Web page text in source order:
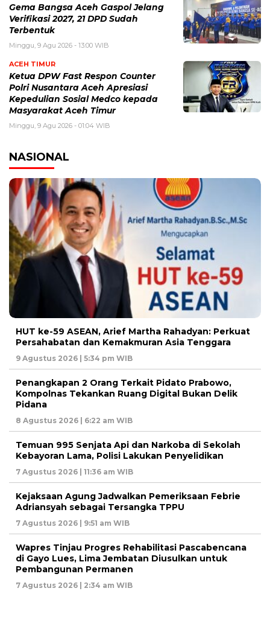
Gema Bangsa Aceh Gaspol Jelang
Verifikasi 2027, 21 DPD Sudah
Terbentuk
Minggu, 9 Agu 2026 - 13:00 WIB
ACEH TIMUR
Ketua DPW Fast Respon Counter
Polri Nusantara Aceh Apresiasi
Kepedulian Sosial Medco kepada
Masyarakat Aceh Timur
Minggu, 9 Agu 2026 - 01:04 WIB
NASIONAL
HUT ke-59 ASEAN, Arief Martha Rahadyan: Perkuat
Persahabatan dan Kemakmuran Asia Tenggara
9 Agustus 2026 | 5:34 pm WIB
Penangkapan 2 Orang Terkait Pidato Prabowo,
Kompolnas Tekankan Ruang Digital Bukan Delik
Pidana
8 Agustus 2026 | 6:22 am WIB
Temuan 995 Senjata Api dan Narkoba di Sekolah
Kebayoran Lama, Polisi Lakukan Penyelidikan
7 Agustus 2026 | 11:36 am WIB
Kejaksaan Agung Jadwalkan Pemeriksaan Febrie
Adriansyah sebagai Tersangka TPPU
7 Agustus 2026 | 9:51 am WIB
Wapres Tinjau Progres Rehabilitasi Pascabencana
di Gayo Lues, Lima Jembatan Diusulkan untuk
Pembangunan Permanen
7 Agustus 2026 | 2:34 am WIB